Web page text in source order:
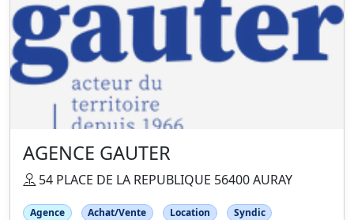
AGENCE GAUTER
54 PLACE DE LA REPUBLIQUE 56400 AURAY
Agence Achat/Vente Location Syndic